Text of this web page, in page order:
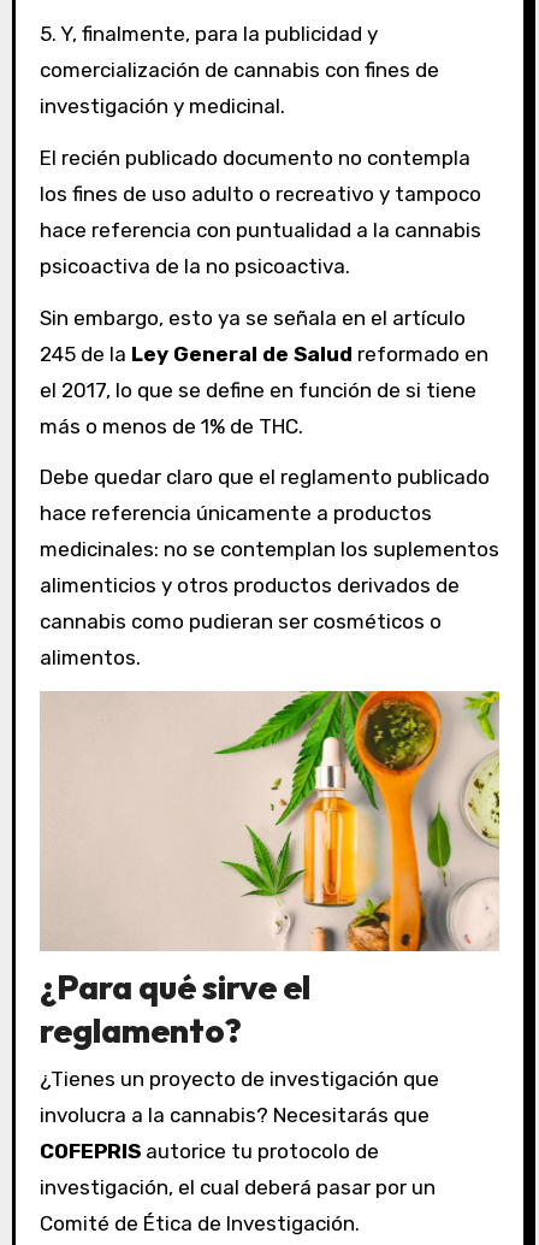
5. Y, finalmente, para la publicidad y
comercialización de cannabis con fines de
investigación y medicinal.
El recién publicado documento no contempla
los fines de uso adulto o recreativo y tampoco
hace referencia con puntualidad a la cannabis
psicoactiva de la no psicoactiva.
Sin embargo, esto ya se señala en el artículo
245 de la Ley General de Salud reformado en
el 2017, lo que se define en función de si tiene
más o menos de 1% de THC.
Debe quedar claro que el reglamento publicado
hace referencia únicamente a productos
medicinales: no se contemplan los suplementos
alimenticios y otros productos derivados de
cannabis como pudieran ser cosméticos o
alimentos.
¿Para qué sirveel
reglamento?
¿Tienes un proyecto de investigación que
involucra a la cannabis? Necesitarás que
COFEPRIS autorice tu protocolo de
investigación, el cual deberá pasar por un
Comité de Ética de Investigación.